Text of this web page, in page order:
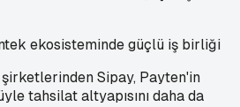
ekosisteminde güçlü iş birliği
Sipay, Payten'in
tahsilat altyapısını daha da